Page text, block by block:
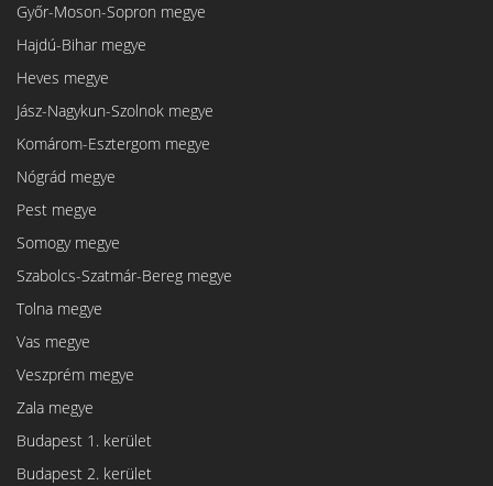
Győr-Moson-Sopron megye
Hajdú-Bihar megye
Heves megye
Jász-Nagykun-Szolnok megye
Komárom-Esztergom megye
Nógrád megye
Pest megye
Somogy megye
Szabolcs-Szatmár-Bereg megye
Tolna megye
Vas megye
Veszprém megye
Zala megye
Budapest 1. kerület
Budapest 2. kerület